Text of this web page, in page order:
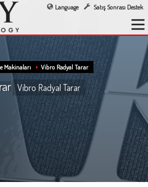
Language Satış Sonrası Destek
Makinaları Vibro Radyal Tarar
Vibro Radyal Tarar